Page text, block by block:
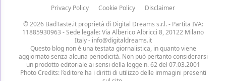
Privacy Policy Cookie Policy
Disclaimer
© 2026 BadTaste.it proprietà di Digital Dreams s.r.l.- Partita IVA:
11885930963 - Sede legale: Via Alberico Albricci 8, 20122 Milano
Italy - info@digitaldreams.it
Questo blog non è una testata giornalistica, in quanto viene
aggiornato senza alcuna periodicità. Non può pertanto considerarsi
un prodotto editoriale ai sensi della legge n. 62 del 07.03.2001
Photo Credits: l’editore ha i diritti di utilizzo delle immagini presenti